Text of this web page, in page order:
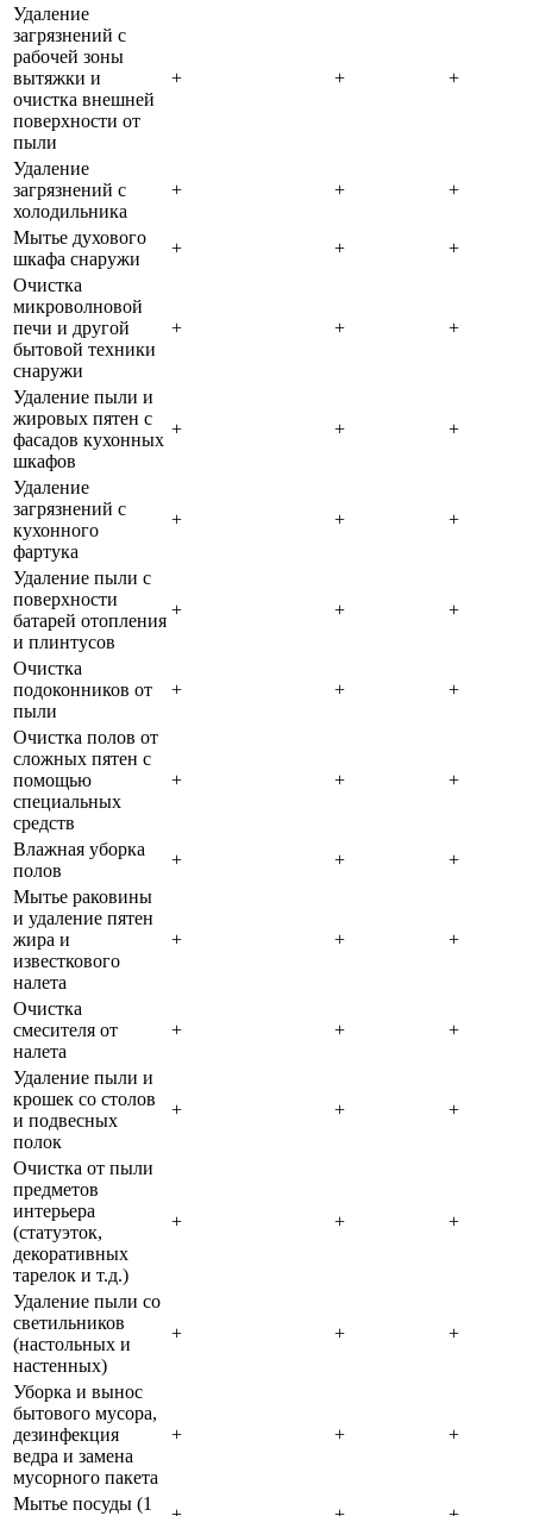
Удаление
загрязнений с
рабочей зоны
вытяжки и
очистка внешней
поверхности от
пыли
+ + +
Удаление
загрязнений с
холодильника
+ + +
Мытье духового
шкафа снаружи
+ +
+
Очистка
микроволновой
печи и другой
бытовой техники
снаружи
+ + +
Удаление пыли и
жировых пятен с
фасадов кухонных
шкафов
+ + +
Удаление
загрязнений с
кухонного
фартука
+ + +
Удаление пыли с
поверхности
батарей отопления
и плинтусов
+ + +
Очистка
подоконников от
пыли
+ + +
Очистка полов от
сложных пятен с
помощью
специальных
средств
+ + +
Влажная уборка
полов
+ +
+
Мытье раковины
и удаление пятен
жира и
известкового
налета
+ + +
Очистка
смесителя от
налета
+ + +
Удаление пыли и
крошек со столов
и подвесных
полок
+ + +
Очистка от пыли
предметов
интерьера
(статуэток,
декоративных
тарелок и т.д.)
+ + +
Удаление пыли со
светильников
(настольных и
настенных)
+ + +
Уборка и вынос
бытового мусора,
дезинфекция
ведра и замена
мусорного пакета
+ + +
Мытье посуды (1